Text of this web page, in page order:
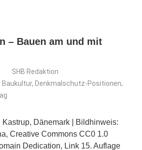
– Bauen am und mit
SHB Redaktion
Baukultur, Denkmalschutz-Positionen,
Kastrup, Dänemark | Bildhinweis:
Creative Commons CC0 1.0
Dedication, Link 15. Auflage